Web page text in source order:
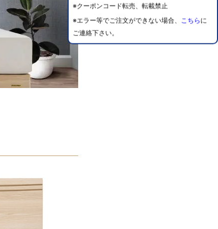
※クーポンコード転売、転載禁止
※エラー等でご注文ができない場合、 こちら に
ご連絡下さい。